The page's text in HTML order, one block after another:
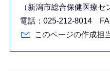
（新潟市総合保健医療セ
電話：025-212-8014
このページの作成担